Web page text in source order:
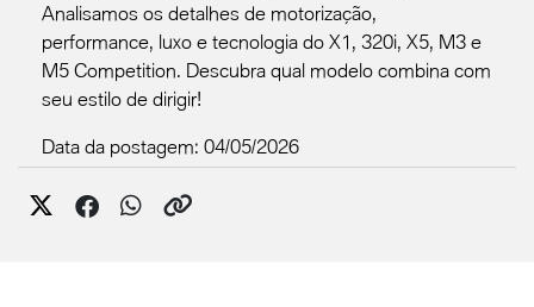
Analisamos os detalhes de motorização,
performance, luxo e tecnologia do X1, 320i, X5, M3 e
M5 Competition. Descubra qual modelo combina com
seu estilo de dirigir!
Data da postagem: 04/05/2026